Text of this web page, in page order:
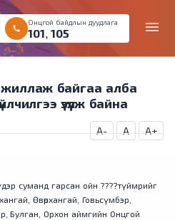
menu
call
Онцгой байдлын дуудлага
101 ,105
байгаа алба
үзүүлж байна
A- A A+
суманд гарсан ойн ????түймрийг
Өвөрхангай, Говьсүмбэр,
Булган, Орхон аймгийн Онцгой